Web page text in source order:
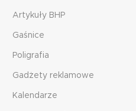
Artykuły BHP
Gaśnice
Poligrafia
Gadżety reklamowe
Kalendarze